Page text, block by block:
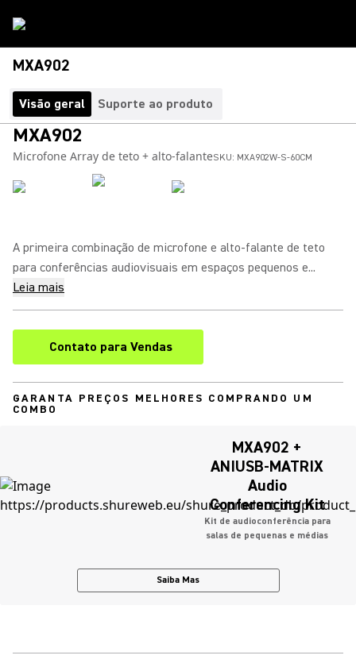
MXA902
Visão geral Suporte ao produto
MXA902
Microfone Array de teto + alto-falanteSKU: MXA902W-S-60CM
A primeira combinação de microfone e alto-falante de teto
para conferências audiovisuais em espaços pequenos e...
Leia mais
Contato para Vendas
GARANTA PREÇOS MELHORES COMPRANDO UM
COMBO
MXA902 +
ANIUSB-MATRIX
Audio
Conferencing Kit
Kit de audioconferência para
salas de pequenas e médias
Saiba Mas